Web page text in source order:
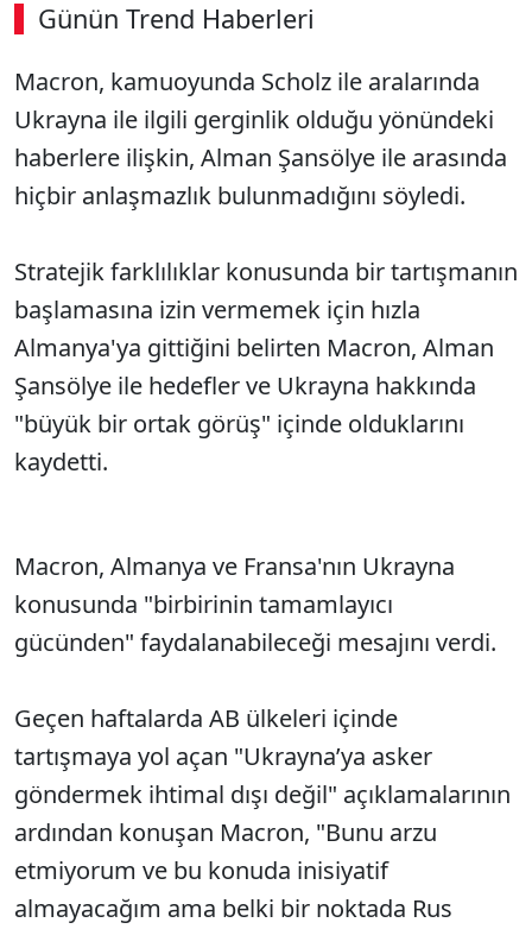
Günün Trend Haberleri
00:02 / 03:08
Sesi Aç
Macron, kamuoyunda Scholz ile aralarında
Ukrayna ile ilgili gerginlik olduğu yönündeki
haberlere ilişkin, Alman Şansölye ile arasında
hiçbir anlaşmazlık bulunmadığını söyledi.
Stratejik farklılıklar konusunda bir tartışmanın
başlamasına izin vermemek için hızla
Almanya'ya gittiğini belirten Macron, Alman
Şansölye ile hedefler ve Ukrayna hakkında
"büyük bir ortak görüş" içinde olduklarını
kaydetti.
Macron, Almanya ve Fransa'nın Ukrayna
konusunda "birbirinin tamamlayıcı
gücünden" faydalanabileceği mesajını verdi.
Geçen haftalarda AB ülkeleri içinde
tartışmaya yol açan "Ukrayna’ya asker
göndermek ihtimal dışı değil" açıklamalarının
ardından konuşan Macron, "Bunu arzu
etmiyorum ve bu konuda inisiyatif
almayacağım ama belki bir noktada Rus